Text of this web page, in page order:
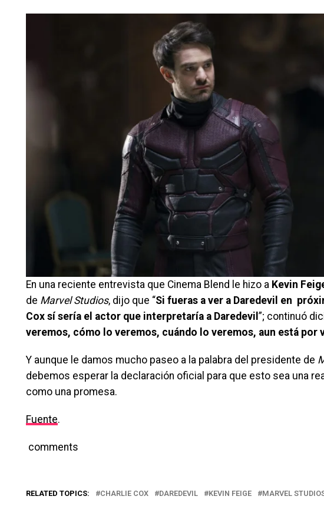
En una reciente entrevista que Cinema Blend le hizo a Kevin
de Marvel Studios, dijo que “Si fueras a ver a Daredevil en
Cox sí sería el actor que interpretaría a Daredevil ”; continuó
veremos, cómo lo veremos, cuándo lo veremos, aun está por
Y aunque le damos mucho paseo a la palabra del presidente de
debemos esperar la declaración oficial para que esto sea una
como una promesa.
Fuente.
comments
RELATED TOPICS: CHARLIE COX DAREDEVIL KEVIN FEIGE MARVEL